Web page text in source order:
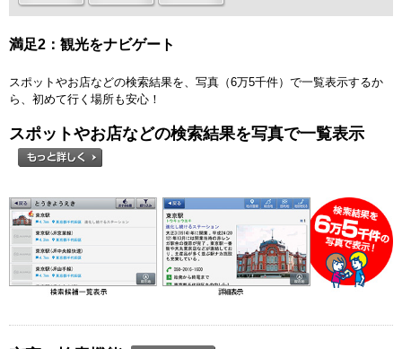
満足2：観光をナビゲート
スポットやお店などの検索結果を、写真（6万5千件）で一覧表示するか
ら、初めて行く場所も安心！
スポットやお店などの検索結果を写真で一覧表示